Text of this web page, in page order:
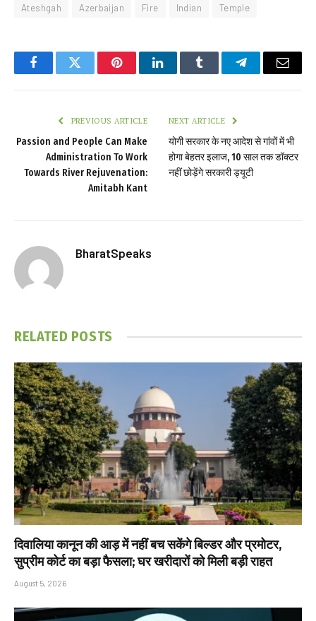
Ateshgah Azerbaijan Fire Indian Temple
FacebookTwitter PinterestLinkedInTumblr TelegramEmail
PREVIOUS ARTICLE
Passion and People Can Make
Administration To Work
Towards River Rejuvenation:
Amitabh Kant
NEXT ARTICLE
योगी सरकार के नए आदेश से गांवों में भी
होगा बेहतर इलाज, 10 साल तक डॉक्टर
नहीं छोड़ेंगे सरकारी ड्यूटी
BharatSpeaks
RELATED POSTS
दिवालिया कानून की आड़ में नहीं बच सकेंगे बिल्डर और प्रमोटर,
सुप्रीम कोर्ट का बड़ा फैसला; घर खरीदारों को मिली बड़ी राहत
August 5, 2026